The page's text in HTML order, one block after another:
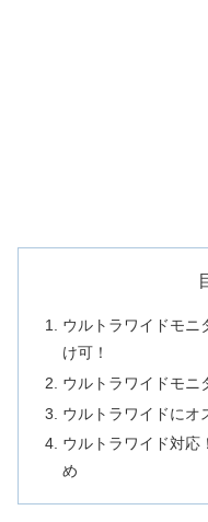
ウルトラワイドモニ
け可！
ウルトラワイドモニ
ウルトラワイドにオ
ウルトラワイド対応
め